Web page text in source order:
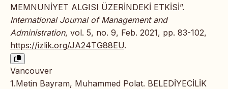
MEMNUNİYET ALGISI ÜZERİNDEKİ ETKİSİ”.
International Journal of Management and
Administration, vol. 5, no. 9, Feb. 2021, pp. 83-102,
https://izlik.org/JA24TG88EU.
Vancouver
1.Metin Bayram, Muhammed Polat. BELEDİYECİLİK